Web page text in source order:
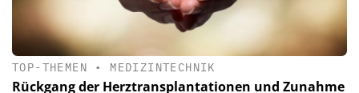
TOP-THEMEN • MEDIZINTECHNIK
Rückgang der Herztransplantationen und Zunahme